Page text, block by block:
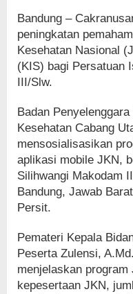
Bandung –
peningkatan
Kesehatan Nasional
(KIS) bagi Persatuan
III/Slw.
Badan
Kesehatan Cabang
mensosialisasikan
aplikasi mobile JKN,
Silihwangi Makodam
Bandung, Jawab
Persit.
Pemateri Kepala
Peserta Zulensi,
menjelaskan
kepesertaan JKN,